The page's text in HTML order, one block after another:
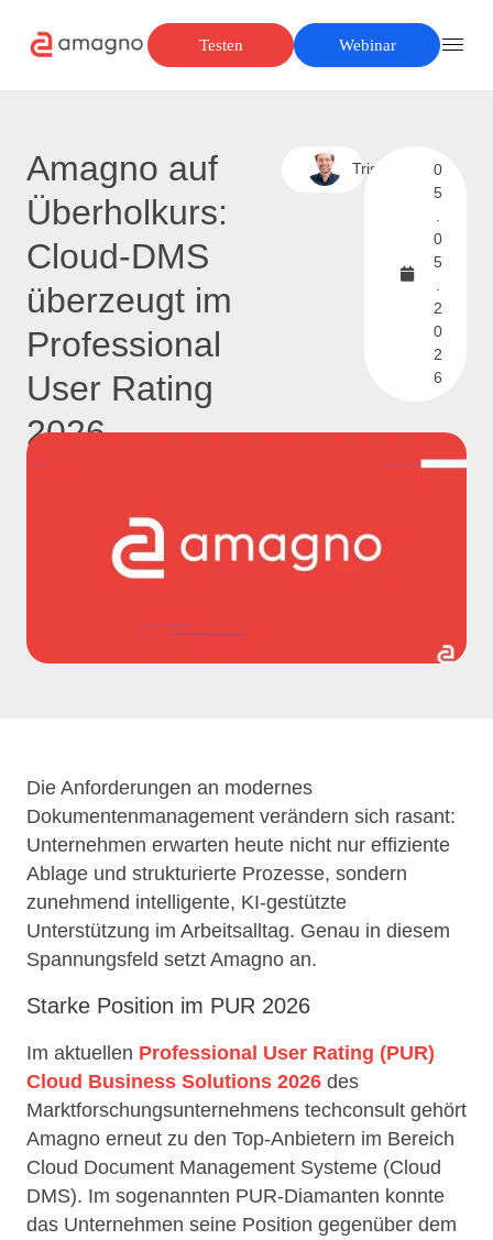
Testen Webinar
Amagno auf
Überholkurs:
Cloud-DMS
überzeugt im
Professional
User Rating
2026
Tristan
0
5
0
5
2
0
2
6
Die Anforderungen an modernes
Dokumentenmanagement verändern sich rasant:
Unternehmen erwarten heute nicht nur effiziente
Ablage und strukturierte Prozesse, sondern
zunehmend intelligente, KI-gestützte
Unterstützung im Arbeitsalltag. Genau in diesem
Spannungsfeld setzt Amagno an.
Starke Position im PUR 2026
Im aktuellen Professional User Rating (PUR)
Cloud Business Solutions 2026 des
Marktforschungsunternehmens techconsult gehört
Amagno erneut zu den Top-Anbietern im Bereich
Cloud Document Management Systeme (Cloud
DMS). Im sogenannten PUR-Diamanten konnte
das Unternehmen seine Position gegenüber dem